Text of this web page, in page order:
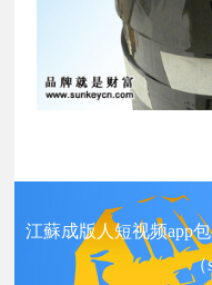
江蘇成版人短视频app
（